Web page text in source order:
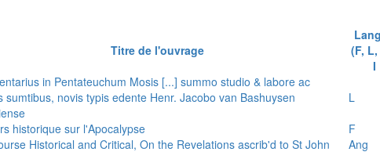
Titre de l'ouvrage
(F,
I
in Pentateuchum Mosis [...] summo studio & labore ac
sumtibus, novis typis edente Henr. Jacobo van Bashuysen
L
historique sur l'Apocalypse
F
Historical and Critical, On the Revelations ascrib'd to St John
Ang